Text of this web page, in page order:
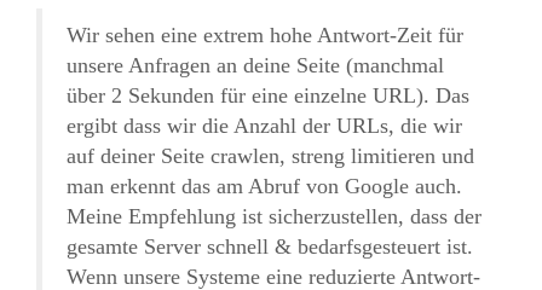
Wir sehen eine extrem hohe Antwort-Zeit für
unsere Anfragen an deine Seite (manchmal
über 2 Sekunden für eine einzelne URL). Das
ergibt dass wir die Anzahl der URLs, die wir
auf deiner Seite crawlen, streng limitieren und
man erkennt das am Abruf von Google auch.
Meine Empfehlung ist sicherzustellen, dass der
gesamte Server schnell & bedarfsgesteuert ist.
Wenn unsere Systeme eine reduzierte Antwort-